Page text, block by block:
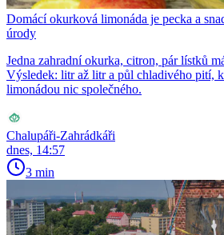
Domácí okurková limonáda je pecka a
úrody
Jedna zahradní okurka, citron, pár lístků
Výsledek: litr až litr a půl chladivého pití,
limonádou nic společného.
Chalupáři-Zahrádkáři
dnes, 14:57
3 min